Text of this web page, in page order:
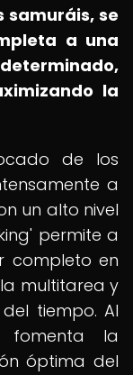
samuráis, se
a una
la
de los
a
un alto nivel
permite a
completo en
multitarea y
tiempo. Al
fomenta la
óptima del